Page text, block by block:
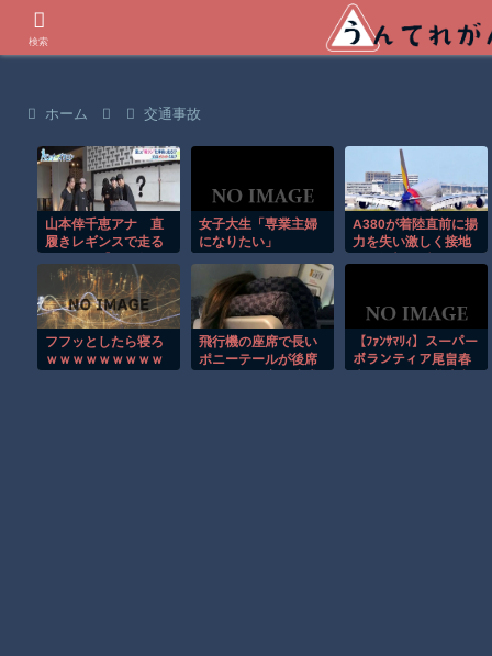
ホーム 交通事故
山本倖千恵アナ 直
履きレギンスで走る
り】
女子大生「専業主婦
になりたい」
A380が着陸直前に揚
力を失い激しく接地
フフッとしたら寝ろ
ｗｗｗｗｗｗｗｗｗ
飛行機の座席で長い
ポニーテールが後席
【ﾌｧﾝｻﾏﾘｨ】スーパー
ボランティア尾畠春
検索